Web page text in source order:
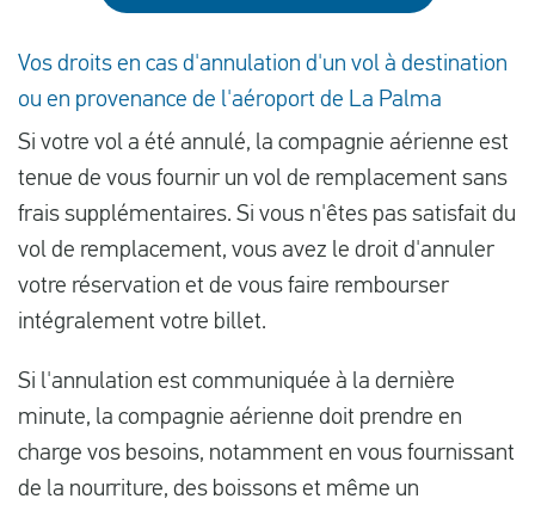
Vos droits en cas d'annulation d'un vol à destination
ou en provenance de l'aéroport de La Palma
Si votre vol a été annulé, la compagnie aérienne est
tenue de vous fournir un vol de remplacement sans
frais supplémentaires. Si vous n'êtes pas satisfait du
vol de remplacement, vous avez le droit d'annuler
votre réservation et de vous faire rembourser
intégralement votre billet.
Si l'annulation est communiquée à la dernière
minute, la compagnie aérienne doit prendre en
charge vos besoins, notamment en vous fournissant
de la nourriture, des boissons et même un